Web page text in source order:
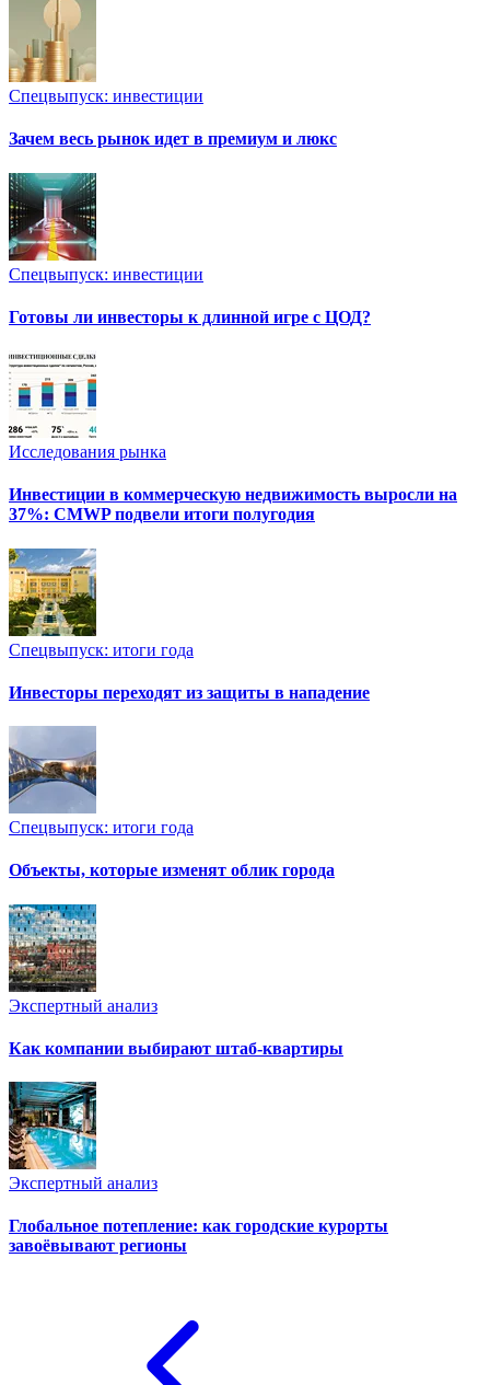
Спецвыпуск: инвестиции
Зачем весь рынок идет в премиум и люкс
Спецвыпуск: инвестиции
Готовы ли инвесторы к длинной игре с ЦОД?
Исследования рынка
Инвестиции в коммерческую недвижимость выросли на
37%: CMWP подвели итоги полугодия
Спецвыпуск: итоги года
Инвесторы переходят из защиты в нападение
Спецвыпуск: итоги года
Объекты, которые изменят облик города
Экспертный анализ
Как компании выбирают штаб-квартиры
Экспертный анализ
Глобальное потепление: как городские курорты
завоёвывают регионы